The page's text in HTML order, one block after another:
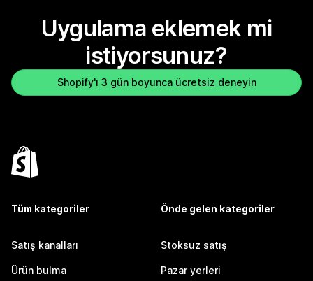
Uygulama eklemek mi
istiyorsunuz?
Shopify'ı 3 gün boyunca ücretsiz deneyin
Tüm kategoriler
Satış kanalları
Ürün bulma
Önde gelen kategoriler
Stoksuz satış
Pazar yerleri